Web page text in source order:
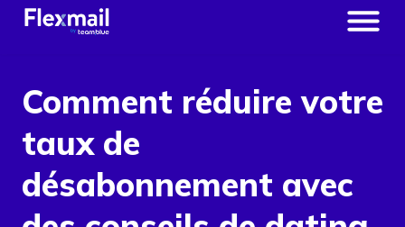
Comment réduire votre
taux de
désabonnement avec